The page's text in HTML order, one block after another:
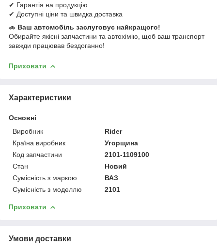
✔ Гарантія на продукцію
✔ Доступні ціни та швидка доставка
🚗 Ваш автомобіль заслуговує найкращого!
Обирайте якісні запчастини та автохімію, щоб ваш транспорт
завжди працював бездоганно!
Приховати
Характеристики
Основні
Виробник
Rider
Країна виробник
Угорщина
Код запчастини
2101-1109100
Стан
Новий
Сумісність з маркою
ВАЗ
Сумісність з моделлю
2101
Приховати
Умови доставки